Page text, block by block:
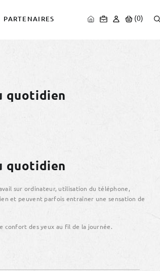
PARTENAIRES (0)
quotidien
quotidien
sur ordinateur, utilisation du téléphone,
et peuvent parfois entraîner une sensation de
confort des yeux au fil de la journée.